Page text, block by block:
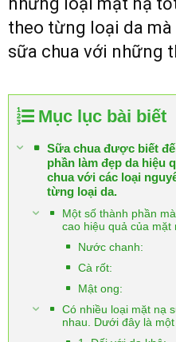
theo từng loại da
sữa chua với những
Mục lục bài biết
Sữa chua được biết
phần làm đẹp da hiệu
chua với các loại
từng loại da.
Một số thành phần
cao hiệu quả của mặt
Nước chanh:
Cà rốt:
Mật ong:
Có nhiều loại mặt nạ
nhau. Dưới đây là